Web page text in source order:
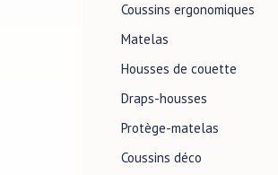
Coussins ergonomiques
Matelas
Housses de couette
Draps-housses
Protège-matelas
Coussins déco